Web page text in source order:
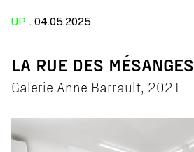
UP . 04.05.2025
LA RUE DES MÉSANGES
Galerie Anne Barrault, 2021